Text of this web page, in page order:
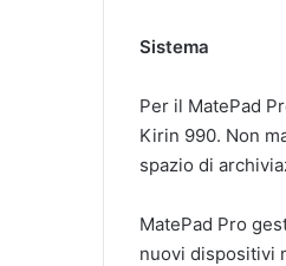
Sistema
Per il MatePad
Kirin 990. Non
spazio di
MatePad Pro
nuovi dispositivi